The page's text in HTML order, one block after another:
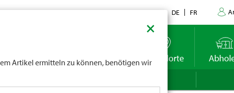
Kontakt DE FR
LANDI Wetter Standorte
×
Artikel ermitteln zu können, benötigen wir
Jugendliche unter 16 Jahren. Für